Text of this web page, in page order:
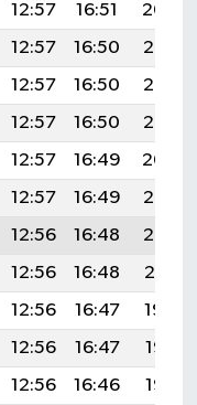
12:57 16:51
20:09
12:57 16:50
20:08
12:57 16:50
20:07
12:57 16:50
20:05
12:57 16:49
20:04
12:57 16:49
20:03
12:56 16:48
20:02
12:56 16:48
20:01
12:56 16:47
19:59
12:56 16:47
19:58
12:56 16:46
19:57